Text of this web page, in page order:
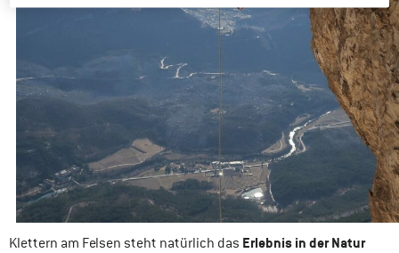
Klettern am Felsen steht natürlich das Erlebnis in der Natur